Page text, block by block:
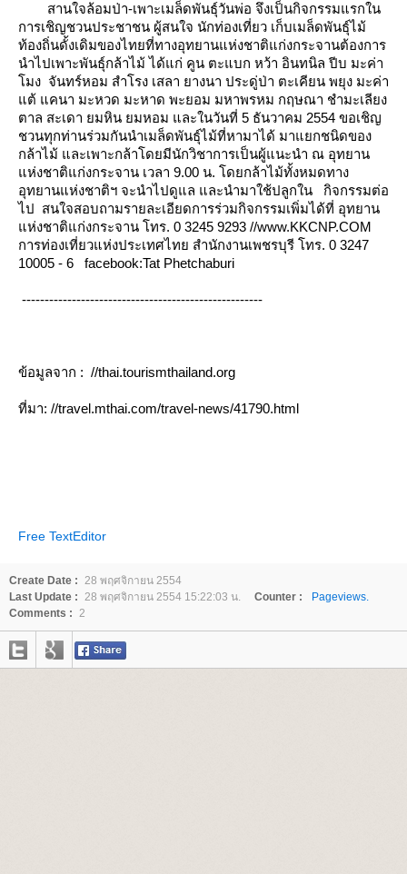
สานใจล้อมป่า-เพาะเมล็ดพันธุ์วันพ่อ จึงเป็นกิจกรรมแรกใน
การเชิญชวนประชาชน ผู้สนใจ นักท่องเที่ยว เก็บเมล็ดพันธุ์ไม้
ท้องถิ่นดั้งเดิมของไทยที่ทางอุทยานแห่งชาติแก่งกระจานต้องการ
นำไปเพาะพันธุ์กล้าไม้ ได้แก่ คูน ตะแบก หว้า อินทนิล ปีบ มะค่า
มง จันทร์หอม สำโรง เสลา ยางนา ประดู่ป่า ตะเคียน พยุง มะค่า
ต้ แคนา มะหวด มะหาด พะยอม มหาพรหม กฤษณา ชำมะเลียง
ตาล สะเดา ยมหิน ยมหอม และในวันที่ 5 ธันวาคม 2554 ขอเชิญ
ชวนทุกท่านร่วมกันนำเมล็ดพันธุ์ไม้ที่หามาได้ มาแยกชนิดของ
กล้าไม้ และเพาะกล้าโดยมีนักวิชาการเป็นผู้แนะนำ ณ อุทยาน
ห่งชาติแก่งกระจาน เวลา 9.00 น. โดยกล้าไม้ทั้งหมดทาง
อุทยานแห่งชาติฯ จะนำไปดูแล และนำมาใช้ปลูกใน กิจกรรมต่อ
ไป สนใจสอบถามรายละเอียดการร่วมกิจกรรมเพิ่มได้ที่ อุทยาน
ห่งชาติแก่งกระจาน โทร. 0 3245 9293 //www.KKCNP.COM
การท่องเที่ยวแห่งประเทศไทย สำนักงานเพชรบุรี โทร. 0 3247
10005 - 6 facebook:Tat Phetchaburi
-----------------------------------------------------
ข้อมูลจาก : //thai.tourismthailand.org
ที่มา: //travel.mthai.com/travel-news/41790.html
Free TextEditor
Create Date : 28 พฤศจิกายน 2554
Last Update : 28 พฤศจิกายน 2554 15:22:03 น. Counter :
Pageviews.
Comments : 2